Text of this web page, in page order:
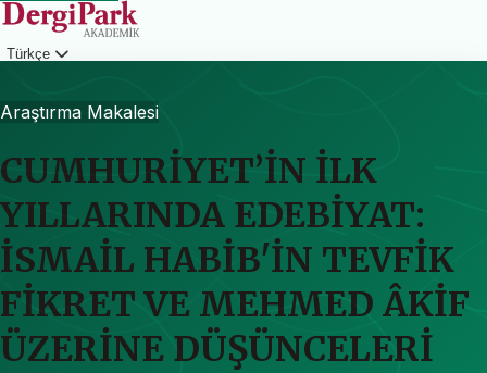
Türkçe
Araştırma Makalesi
CUMHURİYET’İN İLK
YILLARINDA EDEBİYAT:
İSMAİL HABİB'İN TEVFİK
FİKRET VE MEHMED ÂKİF
ÜZERİNE DÜŞÜNCELERİ